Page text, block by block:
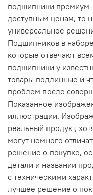
подшипники премиум-
доступным ценам, то
универсальное
Подшипников в
которые отвечают
подшипники у
товары подлинные и
проблем после
Показанное
иллюстрации.
реальный продукт,
могут немного
решение о покупке,
детали и названии
с техническими
лучшее решение о